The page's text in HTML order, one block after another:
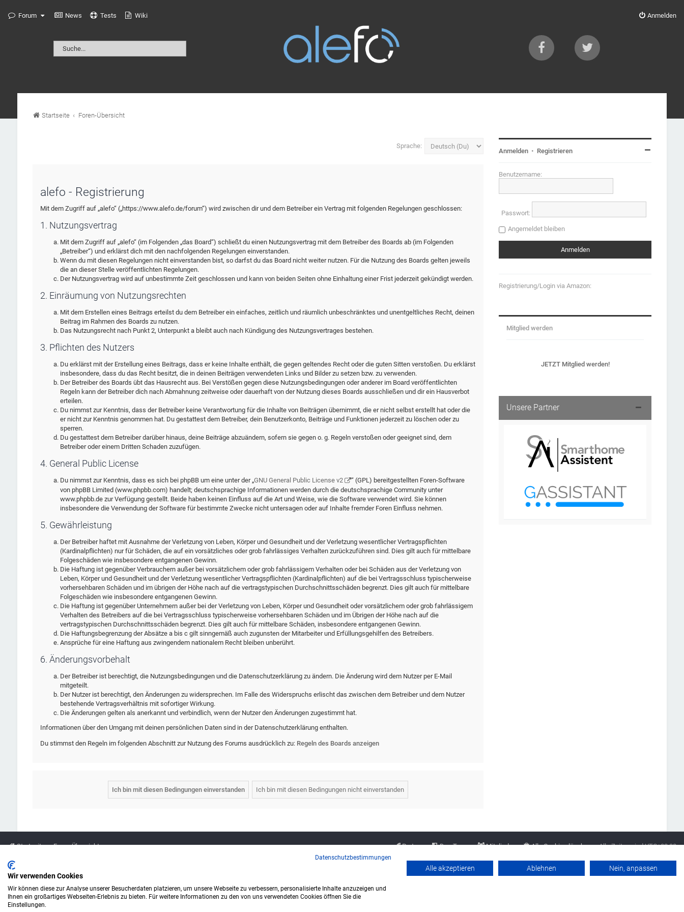
Forum News Tests Wiki Anmelden
Startseite Foren-Übersicht
Sprache:
alefo - Registrierung
Mit dem Zugriff auf „alefo“ („https://www.alefo.de/forum“) wird zwischen dir und dem Betreiber ein Vertrag mit folgenden Regelungen geschlossen:
1. Nutzungsvertrag
Mit dem Zugriff auf „alefo“ (im Folgenden „das Board“) schließt du einen Nutzungsvertrag mit dem Betreiber des Boards ab (im Folgenden
„Betreiber“) und erklärst dich mit den nachfolgenden Regelungen einverstanden.
Wenn du mit diesen Regelungen nicht einverstanden bist, so darfst du das Board nicht weiter nutzen. Für die Nutzung des Boards gelten jeweils
die an dieser Stelle veröffentlichten Regelungen.
Der Nutzungsvertrag wird auf unbestimmte Zeit geschlossen und kann von beiden Seiten ohne Einhaltung einer Frist jederzeit gekündigt werden.
2. Einräumung von Nutzungsrechten
Mit dem Erstellen eines Beitrags erteilst du dem Betreiber ein einfaches, zeitlich und räumlich unbeschränktes und unentgeltliches Recht, deinen
Beitrag im Rahmen des Boards zu nutzen.
Das Nutzungsrecht nach Punkt 2, Unterpunkt a bleibt auch nach Kündigung des Nutzungsvertrages bestehen.
3. Pflichten des Nutzers
Du erklärst mit der Erstellung eines Beitrags, dass er keine Inhalte enthält, die gegen geltendes Recht oder die guten Sitten verstoßen. Du erklärst
insbesondere, dass du das Recht besitzt, die in deinen Beiträgen verwendeten Links und Bilder zu setzen bzw. zu verwenden.
Der Betreiber des Boards übt das Hausrecht aus. Bei Verstößen gegen diese Nutzungsbedingungen oder anderer im Board veröffentlichten
Regeln kann der Betreiber dich nach Abmahnung zeitweise oder dauerhaft von der Nutzung dieses Boards ausschließen und dir ein Hausverbot
erteilen.
Du nimmst zur Kenntnis, dass der Betreiber keine Verantwortung für die Inhalte von Beiträgen übernimmt, die er nicht selbst erstellt hat oder die
er nicht zur Kenntnis genommen hat. Du gestattest dem Betreiber, dein Benutzerkonto, Beiträge und Funktionen jederzeit zu löschen oder zu
sperren.
Du gestattest dem Betreiber darüber hinaus, deine Beiträge abzuändern, sofern sie gegen o. g. Regeln verstoßen oder geeignet sind, dem
Betreiber oder einem Dritten Schaden zuzufügen.
4. General Public License
Du nimmst zur Kenntnis, dass es sich bei phpBB um eine unter der „GNU General Public License v2
“ (GPL) bereitgestellten Foren-Software
von phpBB Limited (www.phpbb.com) handelt; deutschsprachige Informationen werden durch die deutschsprachige Community unter
www.phpbb.de zur Verfügung gestellt. Beide haben keinen Einfluss auf die Art und Weise, wie die Software verwendet wird. Sie können
insbesondere die Verwendung der Software für bestimmte Zwecke nicht untersagen oder auf Inhalte fremder Foren Einfluss nehmen.
5. Gewährleistung
Der Betreiber haftet mit Ausnahme der Verletzung von Leben, Körper und Gesundheit und der Verletzung wesentlicher Vertragspflichten
(Kardinalpflichten) nur für Schäden, die auf ein vorsätzliches oder grob fahrlässiges Verhalten zurückzuführen sind. Dies gilt auch für mittelbare
Folgeschäden wie insbesondere entgangenen Gewinn.
Die Haftung ist gegenüber Verbrauchern außer bei vorsätzlichem oder grob fahrlässigem Verhalten oder bei Schäden aus der Verletzung von
Leben, Körper und Gesundheit und der Verletzung wesentlicher Vertragspflichten (Kardinalpflichten) auf die bei Vertragsschluss typischerweise
vorhersehbaren Schäden und im übrigen der Höhe nach auf die vertragstypischen Durchschnittsschäden begrenzt. Dies gilt auch für mittelbare
Folgeschäden wie insbesondere entgangenen Gewinn.
Die Haftung ist gegenüber Unternehmern außer bei der Verletzung von Leben, Körper und Gesundheit oder vorsätzlichem oder grob fahrlässigem
Verhalten des Betreibers auf die bei Vertragsschluss typischerweise vorhersehbaren Schäden und im Übrigen der Höhe nach auf die
vertragstypischen Durchschnittsschäden begrenzt. Dies gilt auch für mittelbare Schäden, insbesondere entgangenen Gewinn.
Die Haftungsbegrenzung der Absätze a bis c gilt sinngemäß auch zugunsten der Mitarbeiter und Erfüllungsgehilfen des Betreibers.
Ansprüche für eine Haftung aus zwingendem nationalem Recht bleiben unberührt.
6. Änderungsvorbehalt
Der Betreiber ist berechtigt, die Nutzungsbedingungen und die Datenschutzerklärung zu ändern. Die Änderung wird dem Nutzer per E-Mail
mitgeteilt.
Der Nutzer ist berechtigt, den Änderungen zu widersprechen. Im Falle des Widerspruchs erlischt das zwischen dem Betreiber und dem Nutzer
bestehende Vertragsverhältnis mit sofortiger Wirkung.
Die Änderungen gelten als anerkannt und verbindlich, wenn der Nutzer den Änderungen zugestimmt hat.
Informationen über den Umgang mit deinen persönlichen Daten sind in der Datenschutzerklärung enthalten.
Du stimmst den Regeln im folgenden Abschnitt zur Nutzung des Forums ausdrücklich zu: Regeln des Boards anzeigen
Anmelden • Registrieren
Benutzername:
Passwort:
Angemeldet bleiben
Registrierung/Login via Amazon:
Mitglied werden
JETZT Mitglied werden!
Unsere Partner
Startseite Foren-Übersicht Alle Zeiten sindUTC+02:00
Alle Cookies löschen
Mitglieder
Das Team
Partner
Legende Impressum
Kontakt
Werbung buchen
Datenschutzerklärung
Amazon ist eine Marke von Amazon.com, Inc.
Weitere Marken und Markennamen sind Eigentum ihrer jeweiligen Inhaber.
Datenschutzbestimmungen
Wir verwenden Cookies
Wir können diese zur Analyse unserer Besucherdaten platzieren, um unsere Webseite zu verbessern, personalisierte Inhalte anzuzeigen und
Ihnen ein großartiges Webseiten-Erlebnis zu bieten. Für weitere Informationen zu den von uns verwendeten Cookies öffnen Sie die
Einstellungen.
Alle akzeptieren Ablehnen Nein, anpassen